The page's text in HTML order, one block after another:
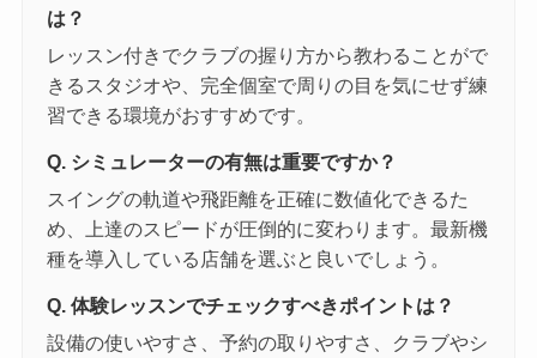
は？
レッスン付きでクラブの握り方から教わることがで
きるスタジオや、完全個室で周りの目を気にせず練
習できる環境がおすすめです。
Q. シミュレーターの有無は重要ですか？
スイングの軌道や飛距離を正確に数値化できるた
め、上達のスピードが圧倒的に変わります。最新機
種を導入している店舗を選ぶと良いでしょう。
Q. 体験レッスンでチェックすべきポイントは？
設備の使いやすさ、予約の取りやすさ、クラブやシ